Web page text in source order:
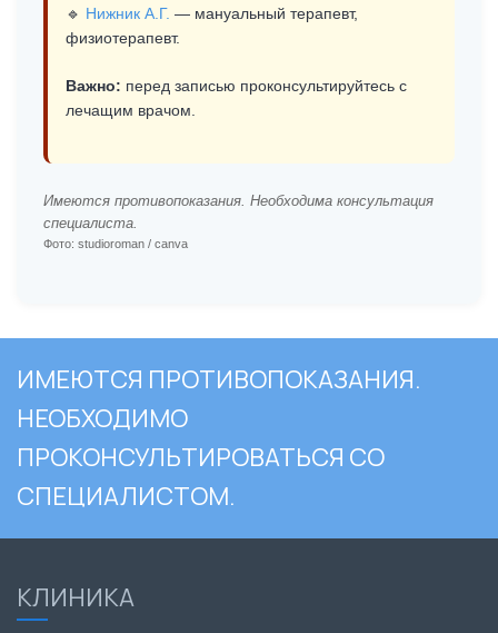
🔹 Нижник А.Г. — мануальный терапевт,
физиотерапевт.
Важно: перед записью проконсультируйтесь с
лечащим врачом.
Имеются противопоказания. Необходима консультация
специалиста.
Фото: studioroman / canva
ИМЕЮТСЯ ПРОТИВОПОКАЗАНИЯ.
НЕОБХОДИМО
ПРОКОНСУЛЬТИРОВАТЬСЯ СО
СПЕЦИАЛИСТОМ.
КЛИНИКА